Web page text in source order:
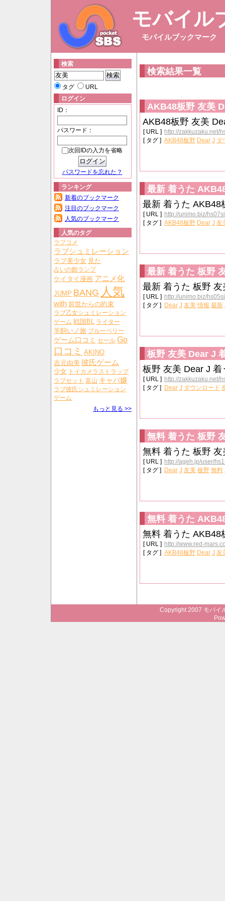
モバイル
モバイルブックマーク
検索
タグ
URL
ログイン
ID：
パスワード：
次回IDの入力を省略
パスワードを忘れた？
ランキング
新着のブックマーク
注目のブックマーク
人気のブックマーク
人気のタグ
ラブコメ
ラブシュミレーション
ラブ美少女 見た
占いの館ランプ
ケイタイ漫画 アニメ化
JUMP BANG 人気
with 前世からの約束
ラブ乙女シュミレーション
ゲーム 戦国BL ライター
羊飼いノ旅 ブルーベリー
ゲーム口コミ セール Go
口コミ AKINO
吉元由美 彼氏ゲーム
少女 トイカメラストラップ
ラブセット 富山 キャバ嬢
ラブ彼氏シュミレーション
ゲーム
もっと見る >>
検索結果一覧
AKB48板野 友美
AKB48板野 友美
[ URL ] http://zakkuzaku.net/
[ タグ ] AKB48板野 Dear J ダ
最新 着うた
最新 着うた AKB48
[ URL ] http://unimo.biz/
[ タグ ] AKB48板野 Dear J 友
最新 着うた 板野
最新 着うた 板野
[ URL ] http://unimo.biz/
[ タグ ] Dear J 友美 情報 最新
板野 友美 Dear J
板野 友美 Dear J 着
[ URL ] http://zakkuzaku.net/
[ タグ ] Dear J ダウンロード
無料 着うた 板野
無料 着うた 板野 友
[ URL ] http://ageh.jp/user/
[ タグ ] Dear J 友美 板野 無料
無料 着うた
無料 着うた AKB48
[ URL ] http://www.red-
[ タグ ] AKB48板野 Dear J 友
Copyright 2007 モバイ